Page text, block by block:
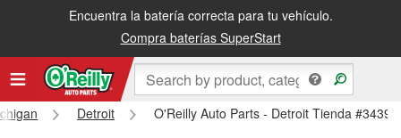
Encuentra la batería correcta para tu vehículo.
Compra baterías SuperStart
Recibe tu orden gratis al día siguiente o recógela en la tienda
Detroit
O'Reilly Auto Parts - Detroit Tienda #3439